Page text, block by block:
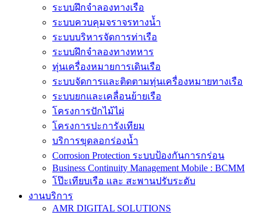
ระบบฝึกจำลองทางเรือ
ระบบควบคุมจราจรทางน้ำ
ระบบบริหารจัดการท่าเรือ
ระบบฝึกจำลองทางทหาร
ทุ่นเครื่องหมายการเดินเรือ
ระบบจัดการและติดตามทุ่นเครื่องหมายทางเรือ
ระบบยกและเคลื่อนย้ายเรือ
โครงการปักไม้ไผ่
โครงการปะการังเทียม
บริการขุดลอกร่องน้ำ
Corrosion Protection ระบบป้องกันการกร่อน
Business Continuity Management Mobile : BCMM
โป๊ะเทียบเรือ และ สะพานปรับระดับ
งานบริการ
AMR DIGITAL SOLUTIONS